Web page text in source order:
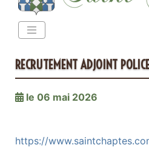
RECRUTEMENT ADJOINT
le 06 mai 2026
https://